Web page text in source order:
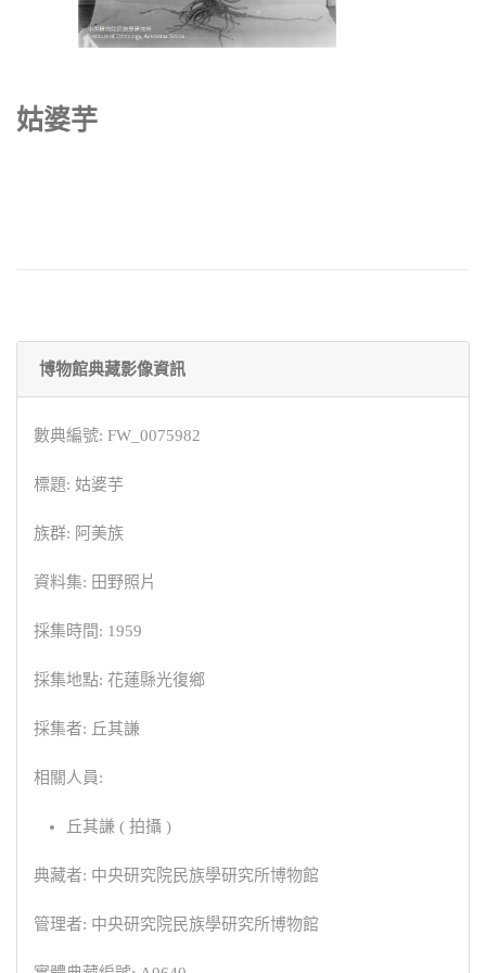
姑婆芋
博物館典藏影像資訊
數典編號: FW_0075982
標題: 姑婆芋
族群: 阿美族
資料集: 田野照片
採集時間: 1959
採集地點: 花蓮縣光復鄉
採集者: 丘其謙
相關人員:
丘其謙 ( 拍攝 )
典藏者: 中央研究院民族學研究所博物館
管理者: 中央研究院民族學研究所博物館